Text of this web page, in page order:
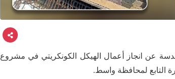
عن انجاز أعمال الهيكل الكونكريتي في مشروع
التابع لمحافظة واسط.